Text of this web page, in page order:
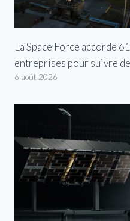
La Space Force accorde
entreprises pour suivre
6 août 2026